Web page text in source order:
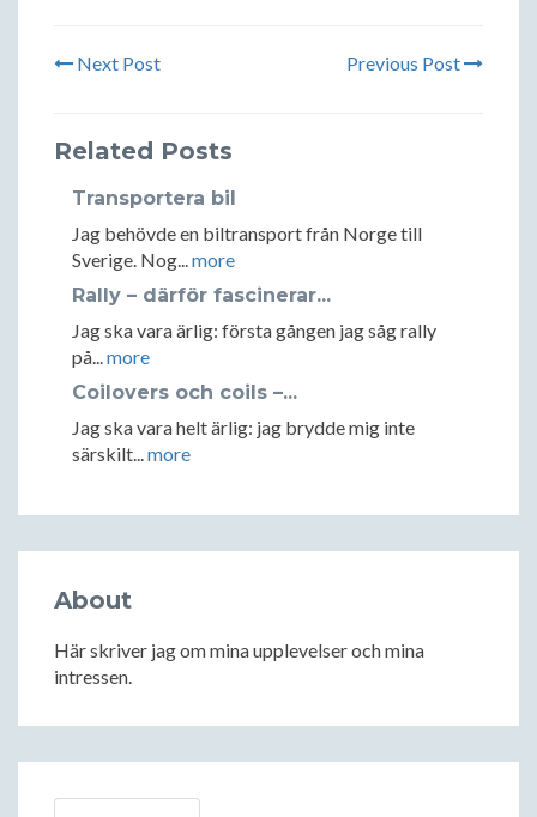
Next Post Previous Post
Related Posts
Transportera bil
Jag behövde en biltransport från Norge till
Sverige. Nog...more
Rally – därför fascinerar...
Jag ska vara ärlig: första gången jag såg rally
på...more
Coilovers och coils –...
Jag ska vara helt ärlig: jag brydde mig inte
särskilt...more
About
Här skriver jag om mina upplevelser och mina
intressen.